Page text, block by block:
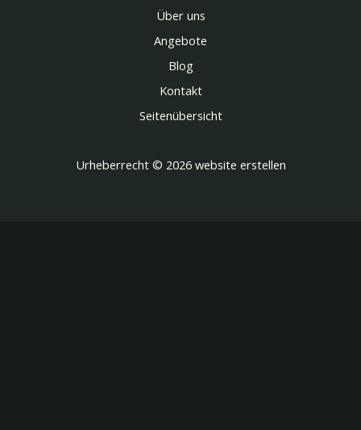
Über uns
Angebote
Blog
Kontakt
Seitenübersicht
Urheberrecht © 2026 website erstellen